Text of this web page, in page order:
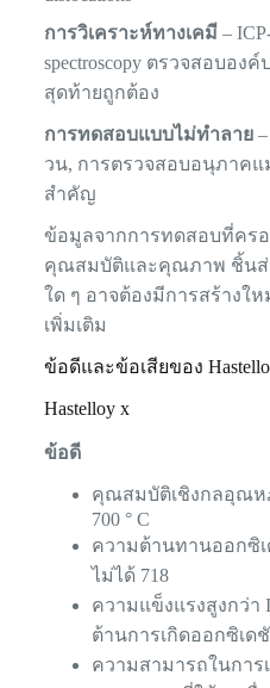
การวิเคราะห์ทางเคมี–
spectroscopy ตรวจสอบอง
สุดท้ายถูกต้อง
การทดสอบแบบไม่ทำลาย–
วน, การตรวจสอบอนุภาค
สำคัญ
ข้อมูลจากการทดสอบที่คร
คุณสมบัติและคุณภาพ ชิ้นส่
ใด ๆ อาจต้องมีการสร้างใ
เพิ่มเติม
ข้อดีและข้อเสียของ
Hastelloy x
ข้อดี
คุณสมบัติเชิงกลอุณห
700 ° C
ความต้านทานออกซิ
ไม่ได้ 718
ความแข็งแรงสูงกว่า
ต้านการเกิดออกซิเด
ความสามารถในการ